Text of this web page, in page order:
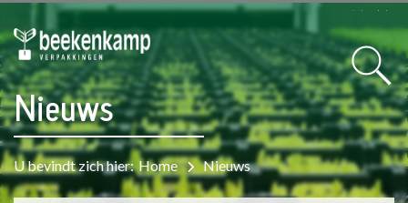
Nieuws
U bevindt zich hier: Home Nieuws